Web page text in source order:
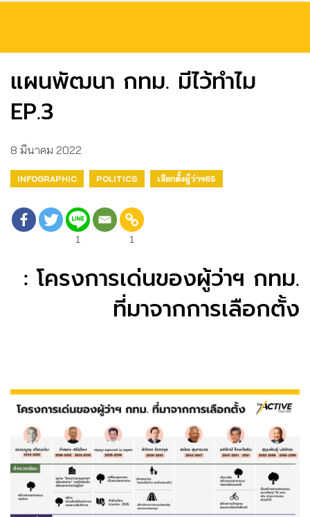
แผนพัฒนา กทม. มีไว้ทำไม
EP.3
8 มีนาคม 2022
INFOGRAPHIC POLITICS เลือกตั้งผู้ว่าฯ65
1 1
: โครงการเด่นของผู้ว่าฯ กทม.
ที่มาจากการเลือกตั้ง